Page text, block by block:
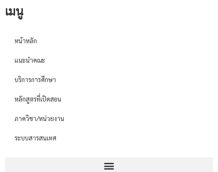
เมนู
หน้าหลัก
แนะนำคณะ
บริการการศึกษา
หลักสูตรที่เปิดสอน
ภาควิชา/หน่วยงาน
ระบบสารสนเทศ